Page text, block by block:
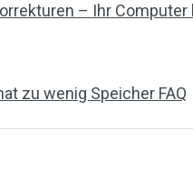
– Ihr
zu wenig Speicher FAQ